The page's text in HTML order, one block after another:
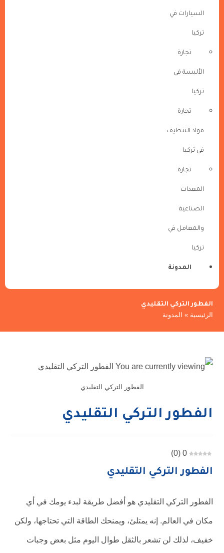
السيارات في
تركيا
تجارة
الألبسة في
تركيا
تجارة
مواد التنظيف
في تركيا
تجارة
المعدات
الصناعية
والمعامل في
تركيا
المدونة
الفطور التركي التقليدي
الرئيسية» المدونة
الفطور التركي التقليدي
الفطور التركي التقليدي
0
(
0
)
الفطور التركي التقليدي
الفطور التركي التقليدي هو أفضل طريقة لبدء يومك في أي
مكان في العالم. إنه يمتلئ، ويمنحك الطاقة التي تحتاجها، ولكن
خفيف، لذلك لن تشعر بالثقل طوال اليوم مثل بعض وجبات